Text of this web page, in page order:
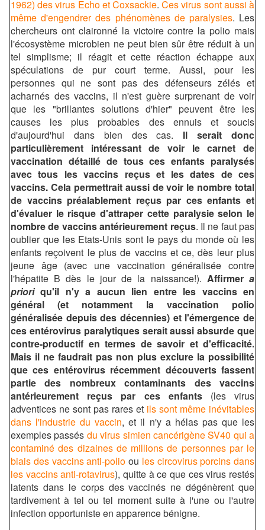
1962) des virus Echo et Coxsackie.Ces virus sont aussi à
même d'engendrer des phénomènes de paralysies. Les
chercheurs ont claironné la victoire contre la polio mais
l'écosystème microbien ne peut bien sûr être réduit à un
tel simplisme; il réagit et cette réaction échappe aux
spéculations de pur court terme. Aussi, pour les
personnes qui ne sont pas des défenseurs zélés et
acharnés des vaccins, il n'est guère surprenant de voir
que les "brillantes solutions d'hier" peuvent être les
causes les plus probables des ennuis et soucis
d'aujourd'hui dans bien des cas. Il serait donc
particulièrement intéressant de voir le carnet de
vaccination détaillé de tous ces enfants paralysés
avec tous les vaccins reçus et les dates de ces
vaccins. Cela permettrait aussi de voir le nombre total
de vaccins préalablement reçus par ces enfants et
d'évaluer le risque d'attraper cette paralysie selon le
nombre de vaccins antérieurement reçus. Il ne faut pas
oublier que les Etats-Unis sont le pays du monde où les
enfants reçoivent le plus de vaccins et ce, dès leur plus
jeune âge (avec une vaccination généralisée contre
l'hépatite B dès le jour de la naissance!). Affirmera
prioriqu'il n'y a aucun lien entre les vaccins en
général (et notamment la vaccination polio
généralisée depuis des décennies) et l'émergence de
ces entérovirus paralytiques serait aussi absurde que
contre-productif en termes de savoir et d'efficacité.
Mais il ne faudrait pas non plus exclure la possibilité
que ces entérovirus récemment découverts fassent
partie des nombreux contaminants des vaccins
antérieurement reçus par ces enfants(les virus
adventices ne sont pas rares et ils sont même inévitables
dans l'industrie du vaccin, et il n'y a hélas pas que les
exemples passés du virus simien cancérigène SV40 qui a
contaminé des dizaines de millions de personnes par le
biais des vaccins anti-polio ou les circovirus porcins dans
les vaccins anti-rotavirus), quitte à ce que ces virus restés
latents dans le corps des vaccinés ne dégénèrent que
tardivement à tel ou tel moment suite à l'une ou l'autre
infection opportuniste en apparence bénigne.